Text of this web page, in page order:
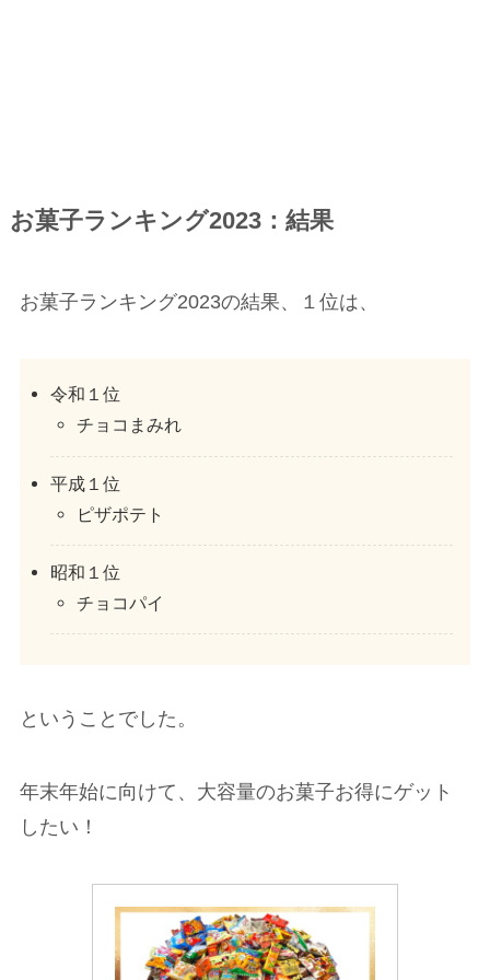
お菓子ランキング2023：結果
お菓子ランキング2023の結果、１位は、
令和１位
チョコまみれ
平成１位
ピザポテト
昭和１位
チョコパイ
ということでした。
年末年始に向けて、大容量のお菓子お得にゲット
したい！